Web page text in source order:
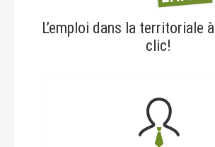
L’emploi dans la territoriale
clic!